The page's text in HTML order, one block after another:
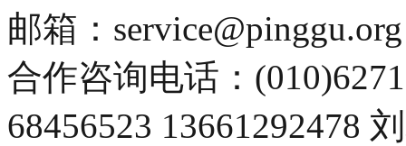
邮箱：service@pinggu.org
合作咨询电话：
68456523 13661292478